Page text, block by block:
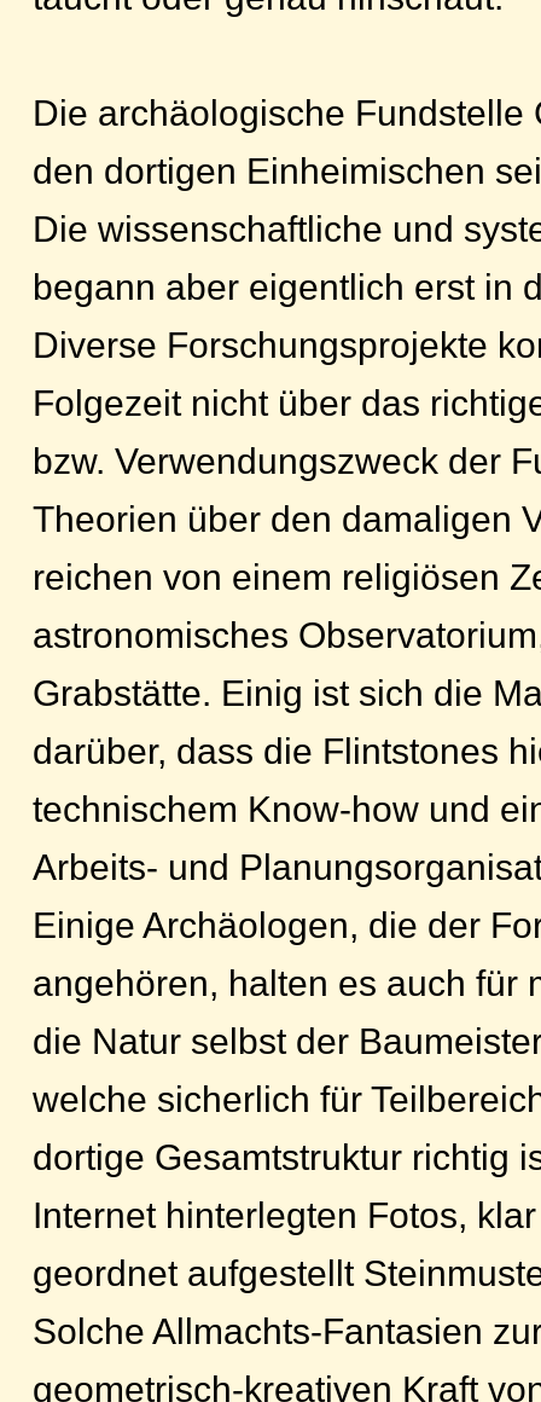
Die archäologische Fundstelle
den dortigen Einheimischen
Die wissenschaftliche und
begann aber eigentlich erst in
Diverse Forschungsprojekte
Folgezeit nicht über das
bzw. Verwendungszweck der
Theorien über den damaligen
reichen von einem religiösen
astronomisches
Grabstätte. Einig ist sich die
darüber, dass die Flintstones
technischem Know-how und
Arbeits- und
Einige Archäologen, die der
angehören, halten es auch für
die Natur selbst der
welche sicherlich für
dortige Gesamtstruktur richtig
Internet hinterlegten Fotos,
geordnet aufgestellt
Solche Allmachts-Fantasien
geometrisch-kreativen Kraft